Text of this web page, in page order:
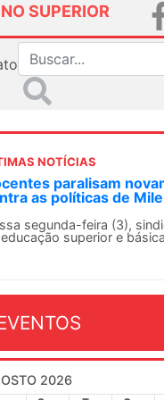
SUPERIOR
NOTÍCIAS
SN convoca
de agosto
SN conclama suas
2026